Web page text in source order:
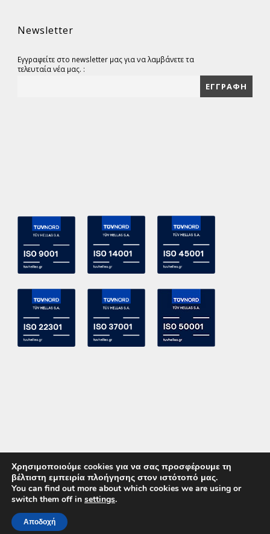
Newsletter
Εγγραφείτε στο newsletter μας για να λαμβάνετε τα
τελευταία νέα μας. :
Copyright 2015 ACE Power Electronics - All Right Reserved
ΚΑΛΕΣΤΕ ΜΑΣ
Χρησιμοποιούμε cookies για να σας προσφέρουμε τη
βέλτιστη εμπειρία πλοήγησης στον ιστότοπό μας.
You can find out more about which cookies we are using or
switch them off in settings.
Αποδοχή